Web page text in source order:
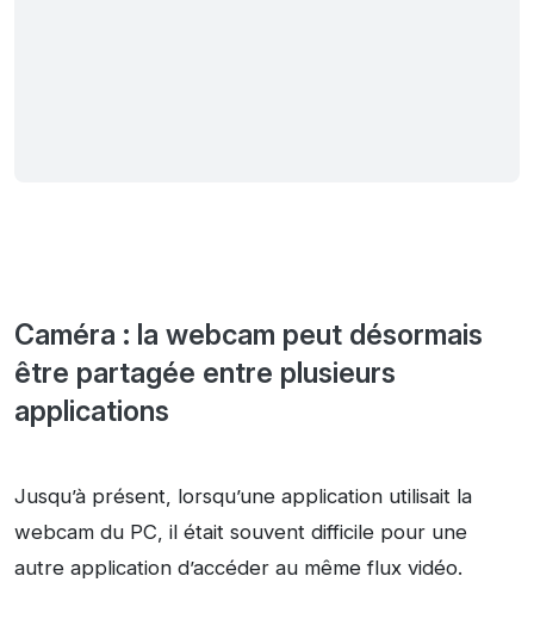
Caméra : la webcam peut désormais
être partagée entre plusieurs
applications
Jusqu’à présent, lorsqu’une application utilisait la
webcam du PC, il était souvent difficile pour une
autre application d’accéder au même flux vidéo.